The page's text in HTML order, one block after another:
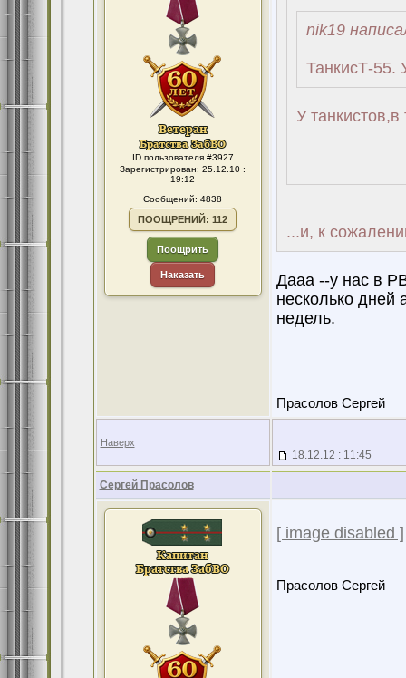
ID пользователя #3927
Зарегистрирован: 25.12.10 :
19:12
Сообщений: 4838
ПООЩРЕНИЙ: 112
Поощрить
Наказать
nik19
ТанкисТ-55.
У танкистов,в
...и, к
Дааа --у нас в
несколько дней
недель.
Прасолов Сергей
Наверх
18.12.12 : 11:45
Сергей Прасолов
[ image disabled ]
Прасолов Сергей